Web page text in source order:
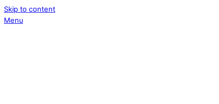
Skip to content
Menu